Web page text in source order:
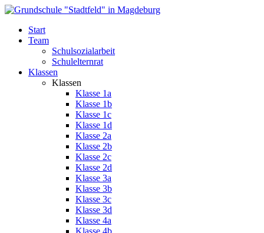
Start
Team
Schulsozialarbeit
Schulelternrat
Klassen
Klassen
Klasse 1a
Klasse 1b
Klasse 1c
Klasse 1d
Klasse 2a
Klasse 2b
Klasse 2c
Klasse 2d
Klasse 3a
Klasse 3b
Klasse 3c
Klasse 3d
Klasse 4a
Klasse 4b